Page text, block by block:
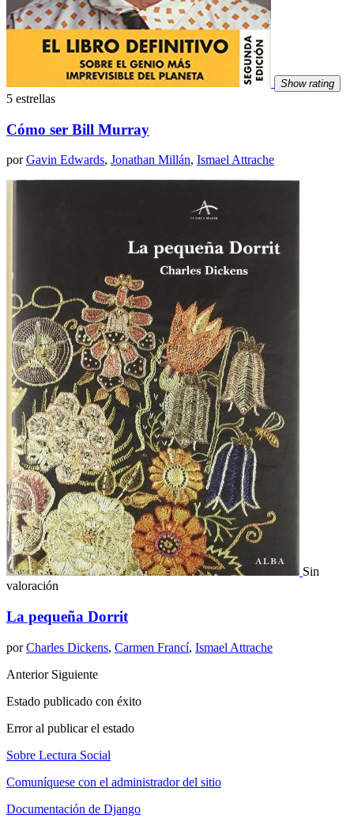
Show rating
5 estrellas
Cómo ser Bill Murray
porGavin Edwards, Jonathan Millán, Ismael Attrache
Sin
valoración
La pequeña Dorrit
porCharles Dickens, Carmen Francí, Ismael Attrache
Anterior Siguiente
Estado publicado con éxito
Error al publicar el estado
Sobre Lectura Social
Comuníquese con el administrador del sitio
Documentación de Django